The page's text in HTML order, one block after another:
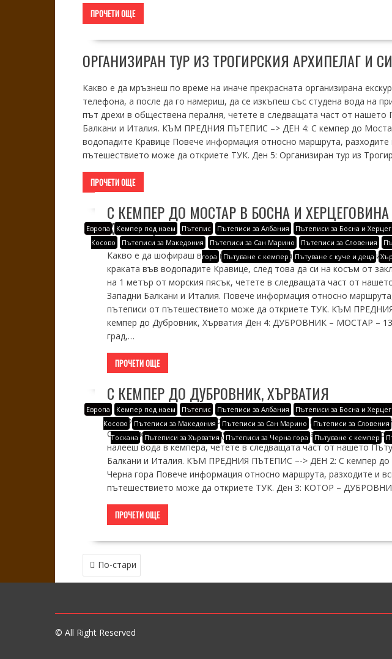
ПРОЧЕТИ ОЩЕ
ОРГАНИЗИРАН ТУР ИЗ ТРОГИРСКИЯ АРХИПЕЛАГ И
Какво е да мръзнеш по време на иначе прекрасната организирана
телефона, а после да го намериш, да се изкъпеш със студена вода на
път дрехи в обществена пералня, четете в следващата част от нашето
Балкани и Италия. КЪМ ПРЕДНИЯ ПЪТЕПИС –> ДЕН 4: С кемпер до
водопадите Кравице Повече информация относно маршрута, разходите
пътешествието може да откриете ТУК. Ден 5: Организиран тур из
ПРОЧЕТИ ОЩЕ
Европа Кемпер под наем Пътепис Пътеписи за Албания Пътеписи за Босна и
Косово
Пътеписи за Македония Пътеписи за Сан Марино Пътеписи за Словения
гора
Пътуване с кемпер Пътуване с куче и деца
С КЕМПЕР ДО МОСТАР В БОСНА И
КРАВИЦЕ
Какво е да шофираш в Босна и Херцеговина, да видиш прекрасния
краката във водопадите Кравице, след това да си на косъм от
на 1 метър от морския пясък, четете в следващата част от
Западни Балкани и Италия. Повече информация относно
пътеписи от пътешествието може да откриете ТУК. КЪМ
кемпер до Дубровник, Хърватия Ден 4: ДУБРОВНИК – МОСТАР –
град,…
ПРОЧЕТИ ОЩЕ
Европа Кемпер под наем Пътепис Пътеписи за Албания Пътеписи за Босна и
Косово
Пътеписи за Македония Пътеписи за Сан Марино Пътеписи за Словения
Тоскана
Пътеписи за Хърватия Пътеписи за Черна гора Пътуване с кемпер
С КЕМПЕР ДО ДУБРОВНИК, ХЪРВАТИЯ
Какво е да посетиш тъй популярния Дубровник и тъй
Свети Яков, както и да нощуваш в двора на пожарната, откъдето
налееш вода в кемпера, четете в следващата част от нашето
Балкани и Италия. КЪМ ПРЕДНИЯ ПЪТЕПИС –-> ДЕН 2: С кемпер до
Черна гора Повече информация относно маршрута, разходите и
пътешествието може да откриете ТУК. Ден 3: КОТОР –
ПРОЧЕТИ ОЩЕ
НАВИГАЦИЯ
По-стари
© All Right Reserved